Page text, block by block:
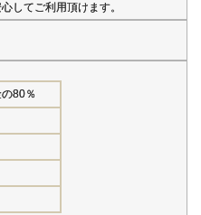
してご利用頂けます。
80％